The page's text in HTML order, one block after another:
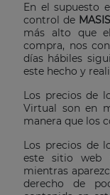
En el supuesto
control de
más alto que
compra, nos
días hábiles
este hecho y
Los precios de
Virtual son en
manera que los
Los precios de
este sitio web
mientras
derecho de